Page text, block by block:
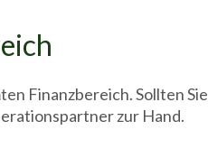
Finanzbereich. Sollten Sie
zur Hand.